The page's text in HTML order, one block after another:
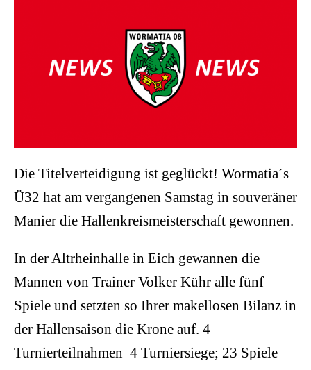
Die Titelverteidigung ist geglückt! Wormatia´s
Ü32 hat am vergangenen Samstag in souveräner
Manier die Hallenkreismeisterschaft gewonnen.
In der Altrheinhalle in Eich gewannen die
Mannen von Trainer Volker Kühr alle fünf
Spiele und setzten so Ihrer makellosen Bilanz in
der Hallensaison die Krone auf. 4
Turnierteilnahmen  4 Turniersiege; 23 Spiele 